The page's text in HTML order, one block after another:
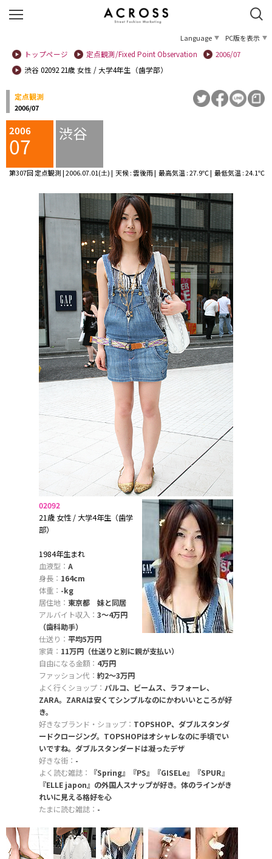
Language
PC版を表示
トップページ
定点観測/Fixed Point Observation
2006/07
渋谷 02092 21歳 女性 / 大学4年生（歯学部）
定点観測
2006/07
2006
07 渋谷
第307回 定点観測 | 2006.07.01(土) | 天候 : 雲後雨 | 最高気温 : 27.9℃ | 最低気温 : 24.1℃
02092
21歳 女性 / 大学4年生（歯学
部）
1984年生まれ
血液型： A
身長： 164cm
体重： -kg
居住地： 東京都 妹と同居
アルバイト収入： 3〜4万円
（歯科助手）
仕送り： 平均5万円
家賃： 11万円（仕送りと別に親が支払い）
自由になる金額： 4万円
ファッション代： 約2〜3万円
よく行くショップ： パルコ、ビームス、ラフォーレ、
ZARA。ZARAは安くてシンプルなのにかわいいところが好
き。
好きなブランド・ショップ： TOPSHOP、ダブルスタンダ
ードクロージング。TOPSHOPはオシャレなのに手頃でい
いですね。ダブルスタンダードは凝ったデザ
好きな街： -
よく読む雑誌：
『Spring』『PS』『GISELe』『SPUR』
『ELLE japon』の外国人スナップが好き。体のラインがき
れいに見える格好を心
たまに読む雑誌： -